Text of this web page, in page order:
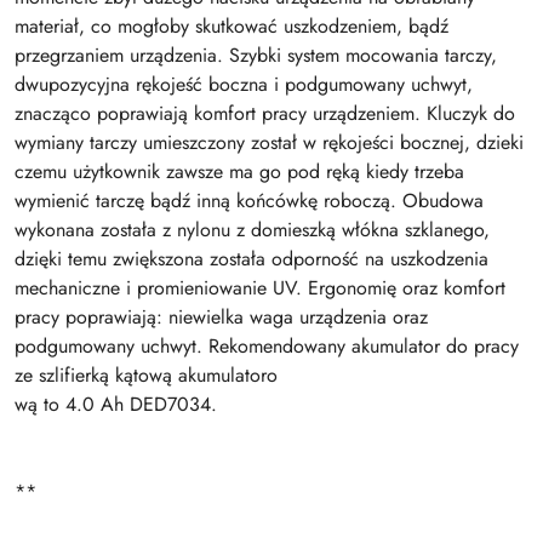
materiał, co mogłoby skutkować uszkodzeniem, bądź
przegrzaniem urządzenia. Szybki system mocowania tarczy,
dwupozycyjna rękojeść boczna i podgumowany uchwyt,
znacząco poprawiają komfort pracy urządzeniem. Kluczyk do
wymiany tarczy umieszczony został w rękojeści bocznej, dzieki
czemu użytkownik zawsze ma go pod ręką kiedy trzeba
wymienić tarczę bądź inną końcówkę roboczą. Obudowa
wykonana została z nylonu z domieszką włókna szklanego,
dzięki temu zwiększona została odporność na uszkodzenia
mechaniczne i promieniowanie UV. Ergonomię oraz komfort
pracy poprawiają: niewielka waga urządzenia oraz
podgumowany uchwyt. Rekomendowany akumulator do pracy
ze szlifierką kątową akumulatoro
wą to 4.0 Ah DED7034.
**